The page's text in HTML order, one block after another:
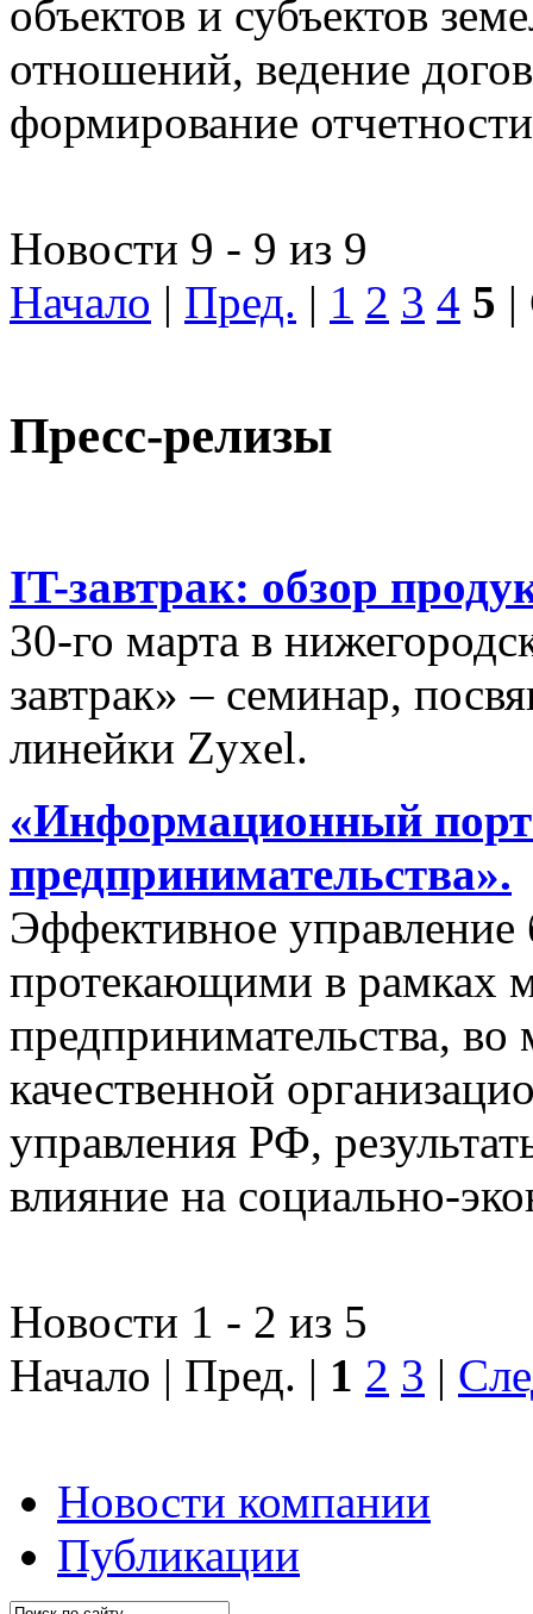
объектов и субъектов
отношений, ведение
формирование
Новости 9 - 9 из 9
Начало | Пред. | 1 2 3 4 5 |
Пресс-релизы
IT-завтрак: обзор
30-го марта в
завтрак» – семинар,
линейки Zyxel.
«Информационный
предпринимательства».
Эффективное управление
протекающими в рамках
предпринимательства,
качественной
управления РФ,
влияние на социально-
Новости 1 - 2 из 5
Начало | Пред. | 1 2 3 |
Новости компании
Публикации